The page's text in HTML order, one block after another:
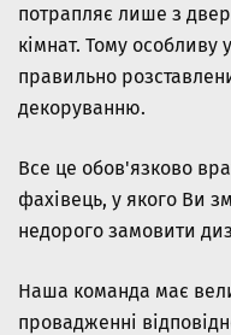
потрапляє лише з
кімнат. Тому особливу
правильно
декоруванню.
Все це обов'язково
фахівець, у якого Ви
недорого замовити
Наша команда має
провадженні